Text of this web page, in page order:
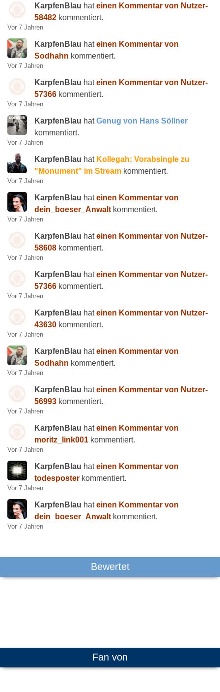
KarpfenBlau hateinen Kommentar von Nutzer-
58482 kommentiert.
Vor 7 Jahren
KarpfenBlau hateinen Kommentar von
Sodhahn kommentiert.
Vor 7 Jahren
KarpfenBlau hateinen Kommentar von Nutzer-
57366 kommentiert.
Vor 7 Jahren
KarpfenBlau hatGenug von Hans Söllner
kommentiert.
Vor 7 Jahren
KarpfenBlau hat Kollegah: Vorabsingle zu
"Monument" im Stream kommentiert.
Vor 7 Jahren
KarpfenBlau hateinen Kommentar von
dein_boeser_Anwalt kommentiert.
Vor 7 Jahren
KarpfenBlau hateinen Kommentar von Nutzer-
58608 kommentiert.
Vor 7 Jahren
KarpfenBlau hateinen Kommentar von Nutzer-
57366 kommentiert.
Vor 7 Jahren
KarpfenBlau hateinen Kommentar von Nutzer-
43630 kommentiert.
Vor 7 Jahren
KarpfenBlau hateinen Kommentar von
Sodhahn kommentiert.
Vor 7 Jahren
KarpfenBlau hateinen Kommentar von Nutzer-
56993 kommentiert.
Vor 7 Jahren
KarpfenBlau hateinen Kommentar von
moritz_link001 kommentiert.
Vor 7 Jahren
KarpfenBlau hateinen Kommentar von
todesposter kommentiert.
Vor 7 Jahren
KarpfenBlau hateinen Kommentar von
dein_boeser_Anwalt kommentiert.
Vor 7 Jahren
Bewertet
Fan von